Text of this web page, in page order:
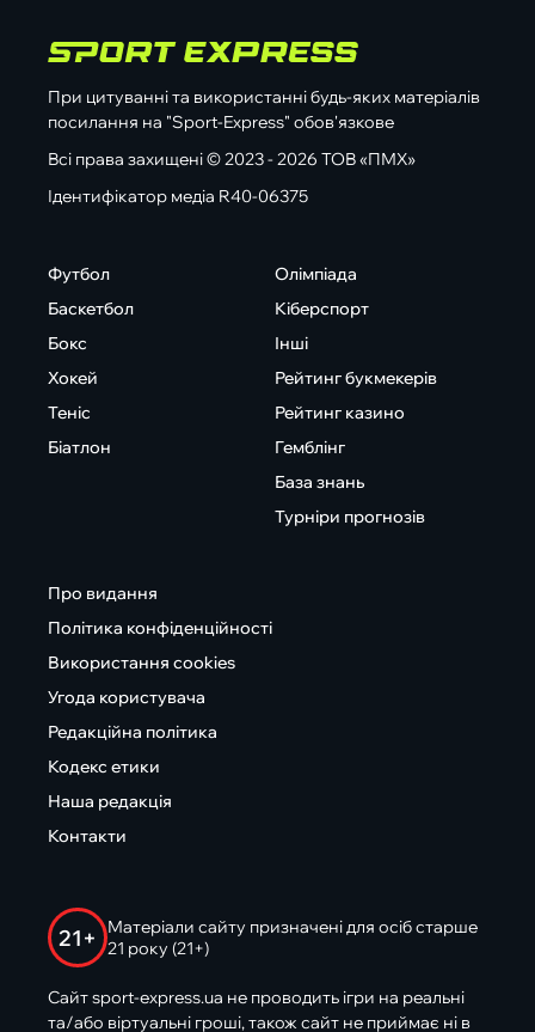
При цитуванні та використанні будь-яких матеріалів
посилання на "Sport-Express" обов'язкове
Всі права захищені © 2023 - 2026 ТОВ «ПМХ»
Ідентифікатор медіа R40-06375
Футбол
Баскетбол
Бокс
Хокей
Теніс
Біатлон
Олімпіада
Кіберспорт
Інші
Рейтинг букмекерів
Рейтинг казино
Гемблінг
База знань
Турніри прогнозів
Про видання
Політика конфіденційності
Використання cookies
Угода користувача
Редакційна політика
Кодекс етики
Наша редакція
Контакти
21+
Матеріали сайту призначені для осіб старше
21 року (21+)
Сайт sport-express.ua не проводить ігри на реальні
та/або віртуальні гроші, також сайт не приймає ні в